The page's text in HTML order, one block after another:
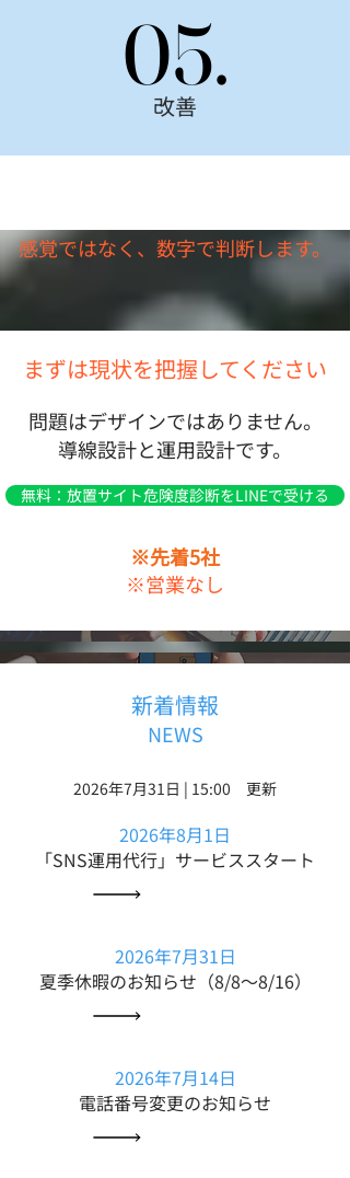
05.
05.
改善
感覚ではなく、数字で判断します。
まずは現状を把握してください
問題はデザインではありません。
導線設計と運用設計です。
無料：放置サイト危険度診断をLINEで受ける
※先着5社
※営業なし
新着情報
NEWS
2026年7月31日 | 15:00 更新
2026年8月1日
「SNS運用代行」サービススタート
2026年7月31日
​夏季休暇のお知らせ（8/8～8/16）
2026年7月14日
​電話番号変更のお知らせ